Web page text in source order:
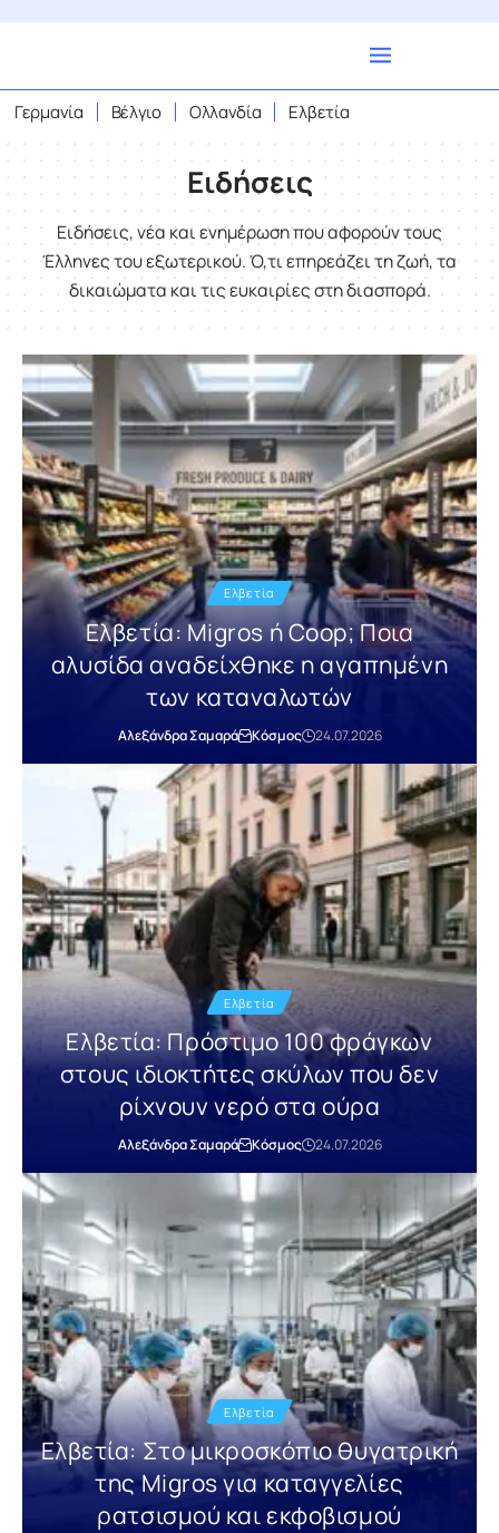
Γερμανία Βέλγιο Ολλανδία Ελβετία
Ειδήσεις
Ειδήσεις, νέα και ενημέρωση που αφορούν τους
Έλληνες του εξωτερικού. Ό,τι επηρεάζει τη ζωή, τα
δικαιώματα και τις ευκαιρίες στη διασπορά.
Ελβετία
Ελβετία: Migros ή Coop; Ποια
αλυσίδα αναδείχθηκε η αγαπημένη
των καταναλωτών
Αλεξάνδρα Σαμαρά Κόσμος 24.07.2026
Ελβετία
Ελβετία: Πρόστιμο 100 φράγκων
στους ιδιοκτήτες σκύλων που δεν
ρίχνουν νερό στα ούρα
Αλεξάνδρα Σαμαρά Κόσμος 24.07.2026
Ελβετία
Ελβετία: Στο μικροσκόπιο θυγατρική
της Migros για καταγγελίες
ρατσισμού και εκφοβισμού